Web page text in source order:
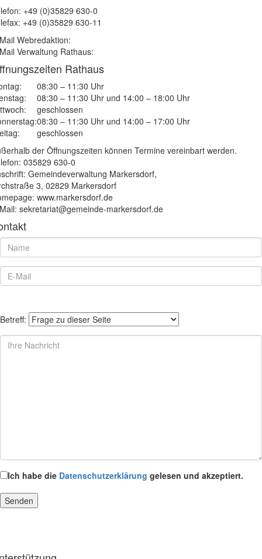
+49 (0)35829 630-0
+49 (0)35829 630-11
Webredaktion:
Verwaltung Rathaus:
Rathaus
08:30 – 11:30 Uhr
08:30 – 11:30 Uhr und 14:00 – 18:00 Uhr
geschlossen
08:30 – 11:30 Uhr und 14:00 – 17:00 Uhr
geschlossen
der Öffnungszeiten können Termine vereinbart werden.
035829 630-0
Gemeindeverwaltung Markersdorf,
3, 02829 Markersdorf
www.markersdorf.de
sekretariat@gemeinde-markersdorf.de
Betreff:
Ich habe die Datenschutzerklärung gelesen und akzeptiert.